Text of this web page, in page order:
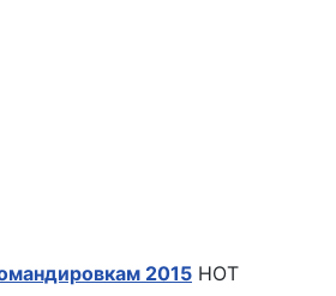
2015 HOT